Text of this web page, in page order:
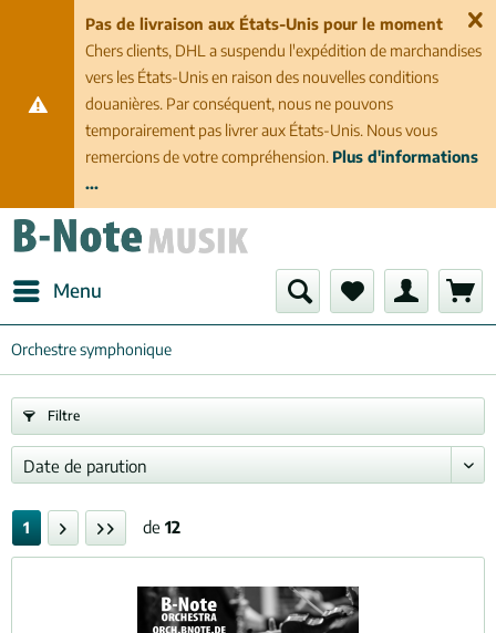
Pas de livraison aux États-Unis pour le moment
Chers clients, DHL a suspendu l'expédition de marchandises
vers les États-Unis en raison des nouvelles conditions
douanières. Par conséquent, nous ne pouvons
temporairement pas livrer aux États-Unis. Nous vous
remercions de votre compréhension. Plus d'informations
...
Menu
Orchestre symphonique
Filtre
1 de 12